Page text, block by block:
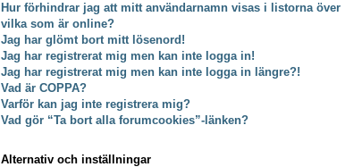
Hur förhindrar jag att mitt användarnamn visas i listorna över
vilka som är online?
Jag har glömt bort mitt lösenord!
Jag har registrerat mig men kan inte logga in!
Jag har registrerat mig men kan inte logga in längre?!
Vad är COPPA?
Varför kan jag inte registrera mig?
Vad gör “Ta bort alla forumcookies”-länken?
Alternativ och inställningar